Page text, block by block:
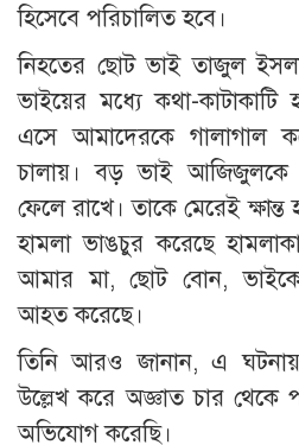
হিসেবে পরিচালিত হবে।
নিহতের ছোট ভাই তাজুল
ভাইয়ের মধ্যে কথা-
এসে আমাদেরকে গালাগাল
চালায়। বড় ভাই আজিজুলকে
ফেলে রাখে। তাকে মেরেই
হামলা ভাঙচুর করেছে
আমার মা, ছোট বোন, ভাইকে
আহত করেছে।
তিনি আরও জানান, এ
উল্লেখ করে অজ্ঞাত চার থেকে
অভিযোগ করেছি।